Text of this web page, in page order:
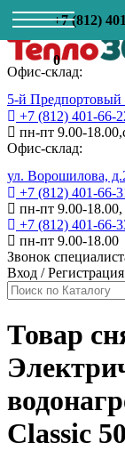
+7 (812)
0
Офис-склад:
5-й Предпортовый
+7 (812) 401-66-
пн-пт 9.00-
Офис-склад:
ул. Ворошилова,
+7 (812) 401-66-
пн-пт 9.00-
+7 (812) 401-66-
пн-пт 9.00-18.00
Звонок
Вход /Регистрация
Товар
Classic